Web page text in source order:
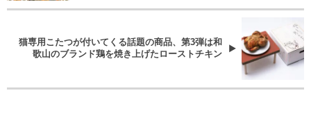
猫専用こたつが付いてくる話題の商品、第3弾は和
歌山のブランド鶏を焼き上げたローストチキン